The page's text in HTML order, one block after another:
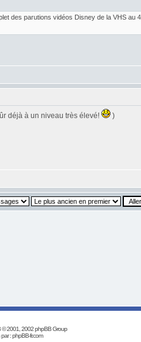
des parutions vidéos Disney de la VHS
déjà à un niveau très élevé!
)
© 2001, 2002 phpBB Group
par :phpBB-fr.com